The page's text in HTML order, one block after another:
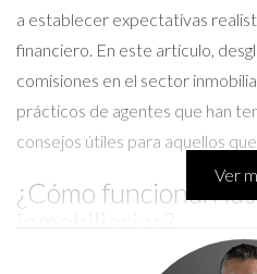
a establecer expectativas
financiero. En este artículo,
comisiones en el sector
prácticos de agentes que han
consejos útiles para aquellos
¿Cómo funcionan
inmobiliarias?
Las comisiones inmobiliarias
Ver